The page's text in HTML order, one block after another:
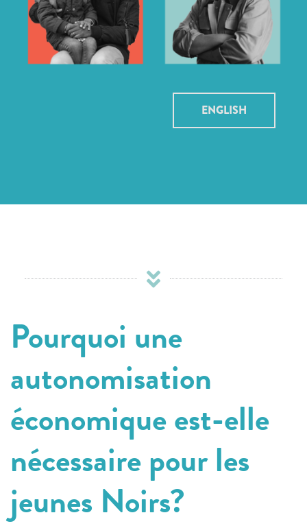
ENGLISH
Pourquoi une
autonomisation
économique est-elle
nécessaire pour les
jeunes Noirs?